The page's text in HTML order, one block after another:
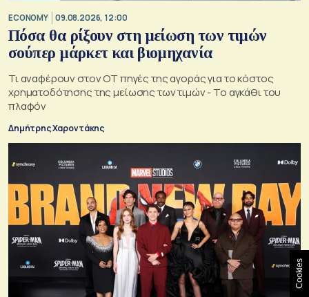
ECONOMY 09.08.2026, 12:00
Πόσα θα ρίξουν στη μείωση των τιμών
σούπερ μάρκετ και βιομηχανία
Τι αναφέρουν στον ΟΤ πηγές της αγοράς για το κόστος
χρηματοδότησης της μείωσης των τιμών - Το αγκάθι του
πλαφόν
Δημήτρης Χαροντάκης
Cookies